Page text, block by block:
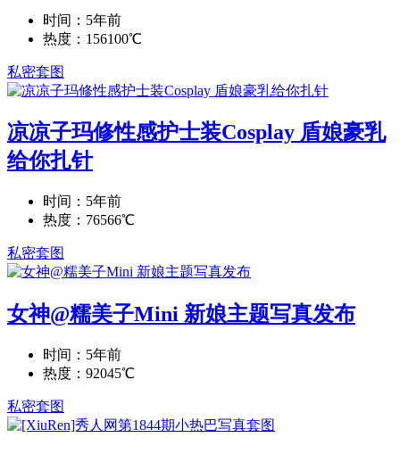
时间：5年前
热度：156100℃
私密套图
凉凉子玛修性感护士装Cosplay 盾娘豪乳
给你扎针
时间：5年前
热度：76566℃
私密套图
女神@糯美子Mini 新娘主题写真发布
时间：5年前
热度：92045℃
私密套图